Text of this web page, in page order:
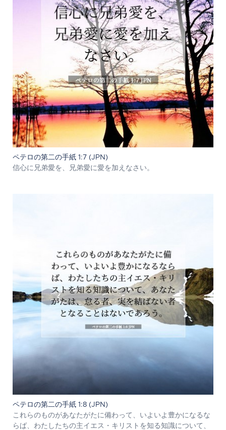
ペテロの第二の手紙 1:7 (JPN)
信心に兄弟愛を、兄弟愛に愛を加えなさい。
ペテロの第二の手紙 1:8 (JPN)
これらのものがあなたがたに備わって、いよいよ豊かになるな
らば、わたしたちの主イエス・キリストを知る知識について、